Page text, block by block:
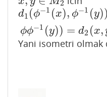
2
d1 (ϕ−1 (x), ϕ−1 (y))
ϕϕ−1 (y)) = d2 (x,
d1 (ϕ−1(x),ϕ−1(y))= d2(ϕ
Yani isometri olmak